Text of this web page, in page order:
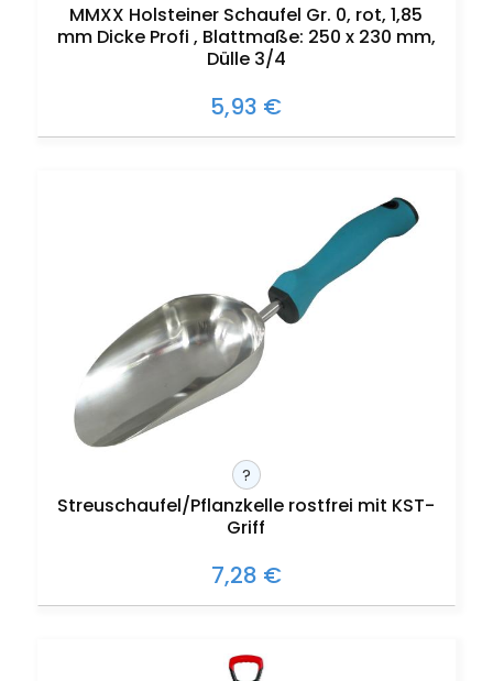
MMXX Holsteiner Schaufel Gr. 0, rot, 1,85
mm Dicke Profi , Blattmaße: 250 x 230 mm,
Dülle 3/4
5,93 €
?
Streuschaufel/Pflanzkelle rostfrei mit KST-
Griff
7,28 €